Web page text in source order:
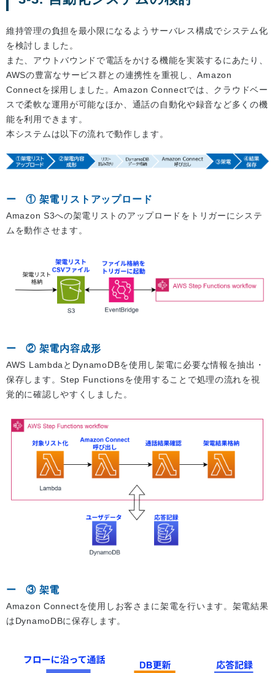
維持管理の負担を最小限になるようサーバレス構成でシステム化
を検討しました。
また、アウトバウンドで電話をかける機能を実装するにあたり、
AWSの豊富なサービス群との連携性を重視し、Amazon
Connectを採用しました。Amazon Connectでは、クラウドベー
スで柔軟な運用が可能なほか、通話の自動化や録音など多くの機
能を利用できます。
本システムは以下の流れで動作します。
① 架電リストアップロード
Amazon S3への架電リストのアップロードをトリガーにシステ
ムを動作させます。
② 架電内容成形
AWS LambdaとDynamoDBを使用し架電に必要な情報を抽出・
保存します。Step Functionsを使用することで処理の流れを視
覚的に確認しやすくしました。
③ 架電
Amazon Connectを使用しお客さまに架電を行います。架電結果
はDynamoDBに保存します。